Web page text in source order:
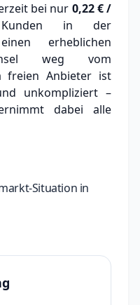
bei nur 0,22 € /
in der
erheblichen
weg vom
freien Anbieter ist
unkompliziert –
dabei alle
Situation in